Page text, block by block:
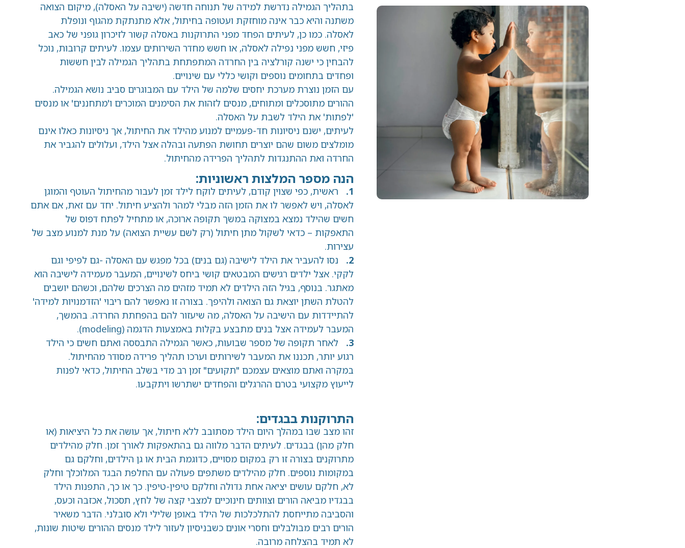
בתהליך הגמילה נדרשת למידה של תנוחה חדשה (ישיבה על האסלה), מיקום הצואה
משתנה והיא כבר אינה מוחזקת ועטופה בחיתול, אלא מתנתקת מהגוף ונופלת
לאסלה. כמו כן, לעיתים הפחד מפני התרוקנות באסלה קשור לזיכרון גופני של כאב
פיזי, חשש מפני נפילה לאסלה, או חשש מחדר השירותים עצמו. לעיתים קרובות, נוכל
להבחין כי ישנה קורלציה בין החרדה המתפתחת בתהליך הגמילה לבין חששות
ופחדים בתחומים נוספים וקושי כללי עם שינויים.
עם הזמן נוצרת מערכת יחסים שלמה של הילד עם המבוגרים סביב נושא הגמילה.
ההורים מתוסכלים ומתוחים, מנסים לזהות את הסימנים המוכרים ו'מתחננים' או מנסים
'לפתות' את הילד לשבת על האסלה.
לעיתים, ישנם ניסיונות חד-פעמיים למנוע מהילד את החיתול, אך ניסיונות כאלו אינם
מומלצים משום שהם יוצרים תחושת הפתעה ובהלה אצל הילד, ועלולים להגביר את
החרדה ואת ההתנגדות לתהליך הפרידה מהחיתול.
הנה מספר המלצות ראשוניות:
ראשית, כפי שצוין קודם, לעיתים לוקח לילד זמן לעבור מהחיתול העוטף והמוגן
לאסלה, ויש לאפשר לו את הזמן הזה מבלי למהר ולהציע חיתול. יחד עם זאת, אם אתם
חשים שהילד נמצא במצוקה במשך תקופה ארוכה, או מתחיל לפתח דפוס של
התאפקות – כדאי לשקול מתן חיתול (רק לשם עשיית הצואה) על מנת למנוע מצב של
נסו להעביר את הילד לישיבה (גם בנים) בכל מפגש עם האסלה -גם לפיפי וגם
לקקי. אצל ילדים רגישים המבטאים קושי ביחס לשינויים, המעבר מעמידה לישיבה הוא
מאתגר. בנוסף, בגיל הזה הילדים לא תמיד מזהים מה הצרכים שלהם, וכשהם יושבים
להטלת השתן יוצאת גם הצואה ולהיפך. בצורה זו נאפשר להם ריבוי 'הזדמנויות למידה'
להתיידדות עם הישיבה על האסלה, מה שיעזור להם בהפחתת החרדה. בהמשך,
המעבר לעמידה אצל בנים מתבצע בקלות באמצעות הדגמה (modeling).
לאחר תקופה של מספר שבועות, כאשר הגמילה התבססה ואתם חשים כי הילד
רגוע יותר, תכננו את המעבר לשירותים וערכו תהליך פרידה מסודר מהחיתול.
במקרה ואתם מוצאים עצמכם "תקועים" זמן רב מדי בשלב החיתול, כדאי לפנות
לייעוץ מקצועי בטרם ההרגלים והפחדים ישתרשו ויתקבעו.
התרוקנות בבגדים:
זהו מצב שבו במהלך היום הילד מסתובב ללא חיתול, אך עושה את כל היציאות (או
חלק מהן) בבגדים. לעיתים הדבר מלווה גם בהתאפקות לאורך זמן. חלק מהילדים
מתרוקנים בצורה זו רק במקום מסויים, כדוגמת הבית או גן הילדים, וחלקם גם
במקומות נוספים. חלק מהילדים משתפים פעולה עם החלפת הבגד המלוכלך וחלק
לא, חלקם עושים יציאה אחת גדולה וחלקם טיפין-טיפין. כך או כך, התפנות הילד
בבגדיו מביאה הורים וצוותים חינוכיים למצבי קצה של לחץ, תסכול, אכזבה וכעס,
והסביבה מתייחסת להתלכלכות של הילד באופן שלילי ולא סובלני. הדבר משאיר
הורים רבים מבולבלים וחסרי אונים כשבניסיון לעזור לילד מנסים ההורים שיטות שונות,
לא תמיד בהצלחה מרובה.